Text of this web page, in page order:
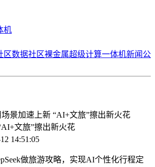
机
区数据社区裸金属超级计算一体机新闻公
场景加速上新 “AI+文旅”擦出新火花
文旅”擦出新火花
14:51:05
做旅游攻略，实现AI个性化行程定